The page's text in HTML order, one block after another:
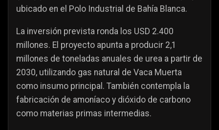
ubicado en el Polo Industrial de Bahía Blanca.
La inversión prevista ronda los USD 2.400
millones. El proyecto apunta a producir 2,1
millones de toneladas anuales de urea a partir de
2030, utilizando gas natural de Vaca Muerta
como insumo principal. También contempla la
fabricación de amoníaco y dióxido de carbono
como materias primas intermedias.